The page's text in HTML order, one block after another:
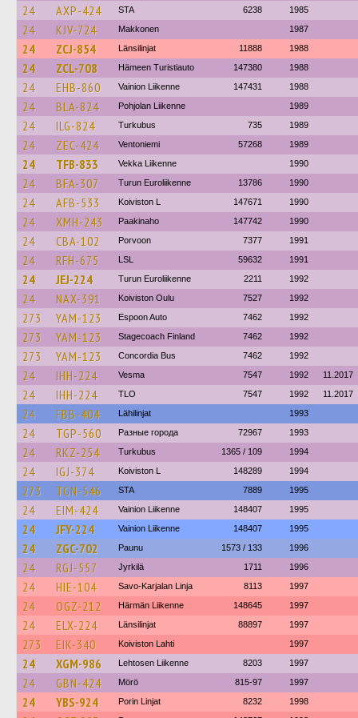
24 AXP-424 STA 6238 1985
24 KJV-724 Makkonen 1987
24 ZCJ-854 Länsilinjat 11888 1988
24 ZCL-708 Hämeen Turistiauto 147380 1988
24 EHB-860 Vainion Liikenne 147431 1988
24 BLA-824 Pohjolan Liikenne 1989
24 ILG-824 Turkubus 735 1989
24 ZEC-424 Ventoniemi 57268 1989
24 TFB-833 Vekka Liikenne 1990
24 BFA-307 Turun Euroliikenne 13786 1990
24 AFB-533 Koiviston L 147671 1990
24 XMH-243 Paakinaho 147742 1990
24 CBA-102 Porvoon 7377 1991
24 RFH-675 LSL 59632 1991
24 JEJ-224 Turun Euroliikenne 2211 1992
24 NAX-391 Koiviston Oulu 7527 1992
273 YAM-123 Espoon Auto 7462 1992
273 YAM-123 Stagecoach Finland 7462 1992
273 YAM-123 Concordia Bus 7462 1992
24 IHH-224 Vesma 7547 1992 11.2017
24 IHH-224 TLO 7547 1992 11.2017
24 FBB-404 Lähilinjat 1993
24 TGP-560 Разные города 72967 1993
24 RKZ-254 Turkubus 1365 / 109 1994
24 IGJ-374 Koiviston L 148289 1994
273 TGN-546 STA 7889 1995
24 EIM-424 Vainion Liikenne 148407 1995
24 JFY-224 Vainion Liikenne 148407 1995
24 ZGC-702 Paunu 1573 / 133 1996
24 RGJ-557 Jyrkilä 1711 1996
24 HIE-104 Savo-Karjalan Linja 8113 1997
24 OGZ-212 Härmän Liikenne 148645 1997
24 ELX-224 Länsilinjat 88897 1997
273 EIK-340 Koiviston Lahti 1997
24 XGM-986 Lehtosen Liikenne 8203 1997
24 GBN-424 Mörö 815-97 1997
24 YBS-924 Porin Linjat 8232 1998